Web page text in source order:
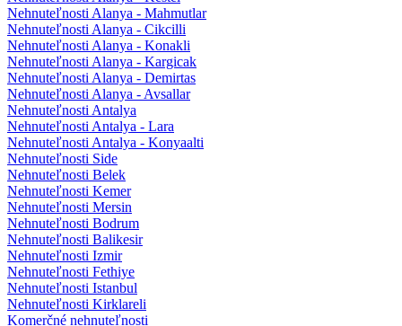
Nehnuteľnosti Alanya - Mahmutlar
Nehnuteľnosti Alanya - Cikcilli
Nehnuteľnosti Alanya - Konakli
Nehnuteľnosti Alanya - Kargicak
Nehnuteľnosti Alanya - Demirtas
Nehnuteľnosti Alanya - Avsallar
Nehnuteľnosti Antalya
Nehnuteľnosti Antalya - Lara
Nehnuteľnosti Antalya - Konyaalti
Nehnuteľnosti Side
Nehnuteľnosti Belek
Nehnuteľnosti Kemer
Nehnuteľnosti Mersin
Nehnuteľnosti Bodrum
Nehnuteľnosti Balikesir
Nehnuteľnosti Izmir
Nehnuteľnosti Fethiye
Nehnuteľnosti Istanbul
Nehnuteľnosti Kirklareli
Komerčné nehnuteľnosti